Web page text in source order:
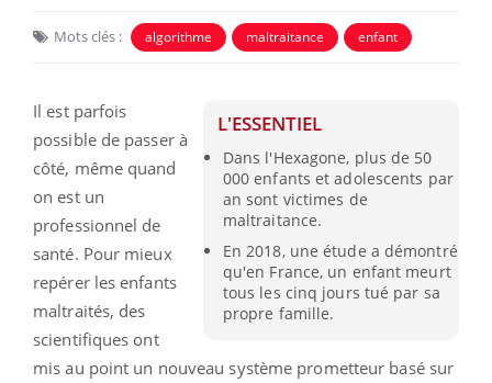
Mots clés : algorithme maltraitance enfant
L'ESSENTIEL
Dans l'Hexagone, plus de 50
000 enfants et adolescents par
an sont victimes de
maltraitance.
En 2018, une étude a démontré
qu'en France, un enfant meurt
tous les cinq jours tué par sa
propre famille.
Il est parfois
possible de passer à
côté, même quand
on est un
professionnel de
santé. Pour mieux
repérer les enfants
maltraités, des
scientifiques ont
mis au point un nouveau système prometteur basé sur